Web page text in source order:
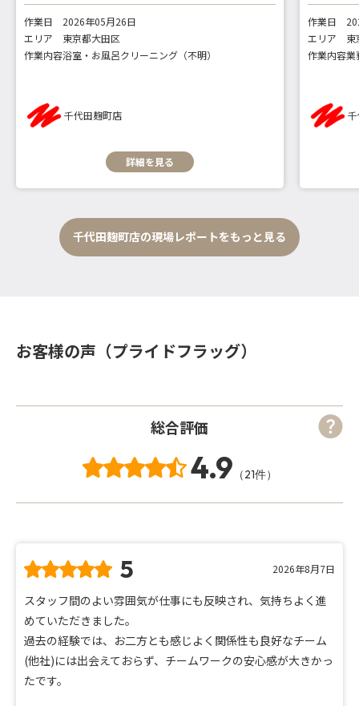
作業日
2026年05月26日
エリア
東京都大田区
作業内容浴室・お風呂クリーニング（不明）
千代田麹町店
詳細を見る
作業日
エリア
東
作業内容業
千代田麹町店の現場レポートをもっと見る
お客様の声（プライドフラッグ）
総合評価
4.9 （21件）
5 2026年8月7日
スタッフ間のよい雰囲気が仕事にも反映され、気持ちよく進
めていただきました。
過去の経験では、お二方とも感じよく関係性も良好なチーム
(他社)には出会えておらず、チームワークの安心感が大きかっ
たです。